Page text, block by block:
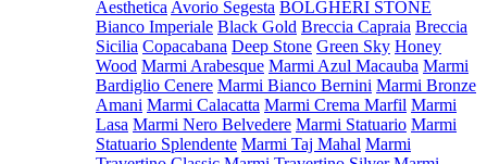
Aesthetica Avorio Segesta BOLGHERI STONE
Bianco Imperiale Black Gold Breccia Capraia Breccia
Sicilia Copacabana Deep Stone Green Sky Honey
Wood Marmi Arabesque Marmi Azul Macauba Marmi
Bardiglio Cenere Marmi Bianco Bernini Marmi Bronze
Amani Marmi Calacatta Marmi Crema Marfil Marmi
Lasa Marmi Nero Belvedere Marmi Statuario Marmi
Statuario Splendente Marmi Taj Mahal Marmi